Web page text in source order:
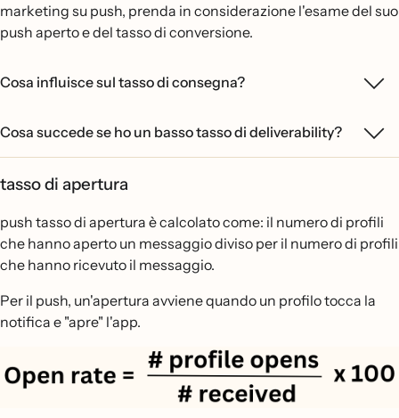
marketing su push, prenda in considerazione l'esame del suo
push aperto e del tasso di conversione.
Cosa influisce sul tasso di consegna?
Cosa succede se ho un basso tasso di deliverability?
tasso di apertura
push tasso di apertura è calcolato come: il numero di profili
che hanno aperto un messaggio diviso per il numero di profili
che hanno ricevuto il messaggio.
Per il push, un'apertura avviene quando un profilo tocca la
notifica e "apre" l'app.